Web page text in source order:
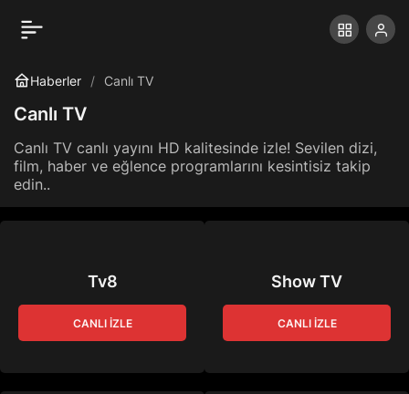
Haberler Canlı TV
Canlı TV
Canlı TV canlı yayını HD kalitesinde izle! Sevilen dizi,
film, haber ve eğlence programlarını kesintisiz takip
edin..
Tv8
CANLI İZLE
Show TV
CANLI İZLE